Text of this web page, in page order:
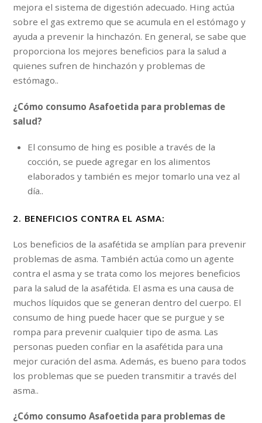
mejora el sistema de digestión adecuado. Hing actúa
sobre el gas extremo que se acumula en el estómago y
ayuda a prevenir la hinchazón. En general, se sabe que
proporciona los mejores beneficios para la salud a
quienes sufren de hinchazón y problemas de
estómago..
¿Cómo consumo Asafoetida para problemas de
salud?
El consumo de hing es posible a través de la
cocción, se puede agregar en los alimentos
elaborados y también es mejor tomarlo una vez al
día..
2. BENEFICIOS CONTRA EL ASMA:
Los beneficios de la asafétida se amplían para prevenir
problemas de asma. También actúa como un agente
contra el asma y se trata como los mejores beneficios
para la salud de la asafétida. El asma es una causa de
muchos líquidos que se generan dentro del cuerpo. El
consumo de hing puede hacer que se purgue y se
rompa para prevenir cualquier tipo de asma. Las
personas pueden confiar en la asafétida para una
mejor curación del asma. Además, es bueno para todos
los problemas que se pueden transmitir a través del
asma..
¿Cómo consumo Asafoetida para problemas de